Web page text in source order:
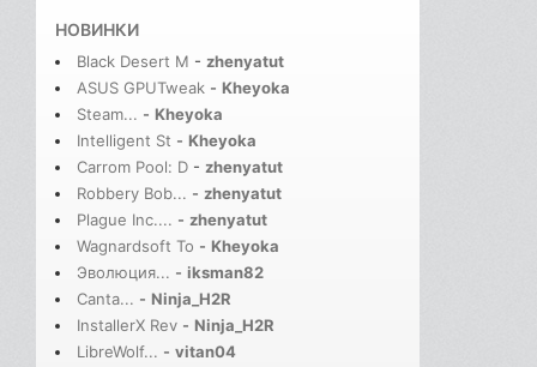
НОВИНКИ
Black Desert M - zhenyatut
ASUS GPUTweak - Kheyoka
Steam... - Kheyoka
Intelligent St - Kheyoka
Carrom Pool: D - zhenyatut
Robbery Bob... - zhenyatut
Plague Inc.... - zhenyatut
Wagnardsoft To - Kheyoka
Эволюция... - iksman82
Canta... - Ninja_H2R
InstallerX Rev - Ninja_H2R
LibreWolf... - vitan04